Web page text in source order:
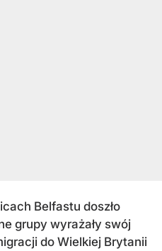
Belfastu doszło
grupy wyrażały swój
do Wielkiej Brytanii